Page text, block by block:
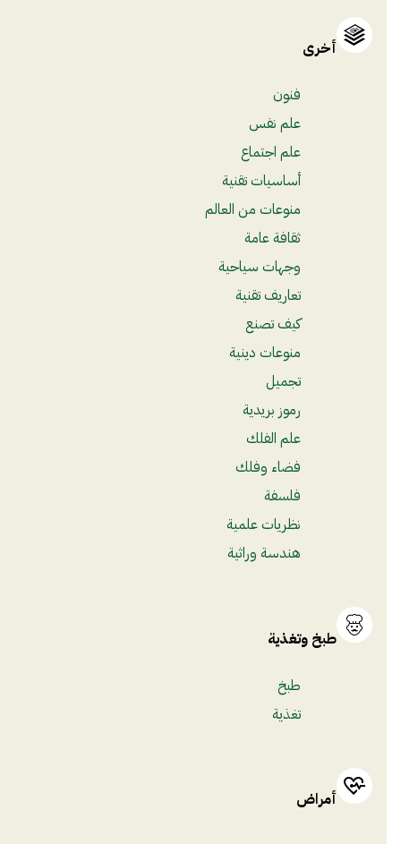
أخرى
فنون
علم نفس
علم اجتماع
أساسيات تقنية
منوعات من العالم
ثقافة عامة
وجهات سياحية
تعاريف تقنية
كيف تصنع
منوعات دينية
تجميل
رموز بريدية
علم الفلك
فضاء وفلك
فلسفة
نظريات علمية
هندسة وراثية
طبخ وتغذية
طبخ
تغذية
أمراض